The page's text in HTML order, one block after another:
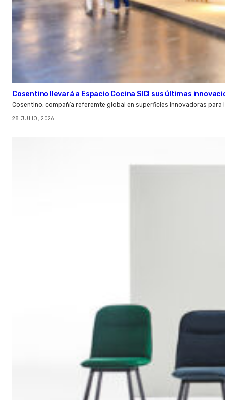
Cosentino llevará a Espacio Cocina SICI sus últimas
Cosentino, compañía referemte global en superficies innovadoras
28 JULIO, 2026